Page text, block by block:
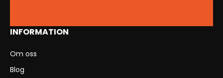
INFORMATION
Om oss
Blog